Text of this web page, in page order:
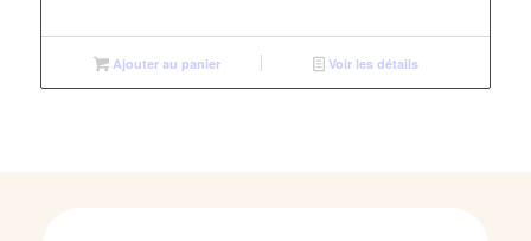
Ajouter au panier Voir les détails